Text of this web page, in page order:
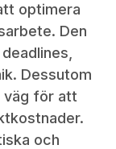
optimera
Den
Dessutom
väg för att
och